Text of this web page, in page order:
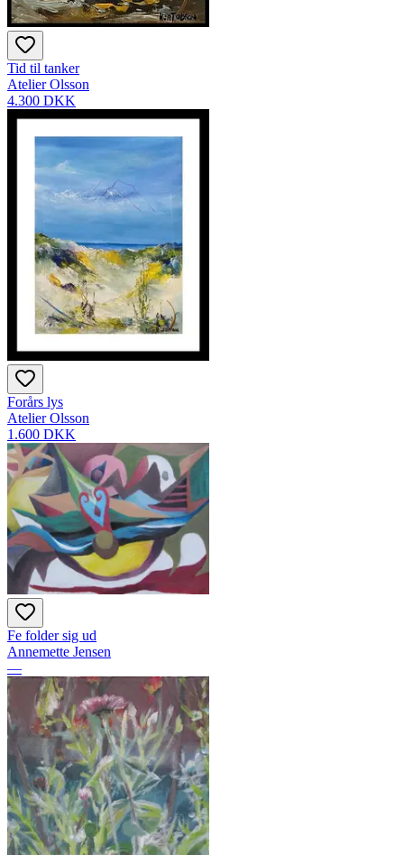
Tid til tanker
Atelier Olsson
4.300 DKK
Forårs lys
Atelier Olsson
1.600 DKK
Fe folder sig ud
Annemette Jensen
—